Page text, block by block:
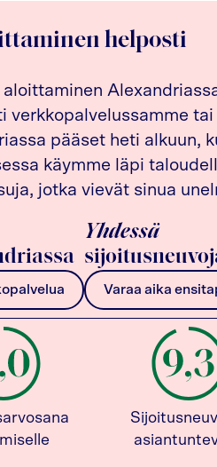
helposti
verkkopalvelussamme
pääset heti alkuun,
käymme läpi
jotka vievät sinua
Yhdessä
Varaa aika